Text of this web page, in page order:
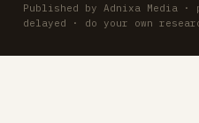
Published by Adnixa Media
delayed · do your own